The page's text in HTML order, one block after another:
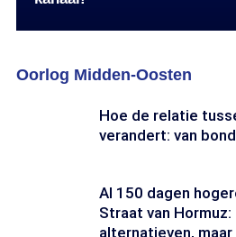
Oorlog Midden-Oosten
Hoe de relatie
verandert: van
Al 150 dagen
Straat van Hormuz:
alternatieven,